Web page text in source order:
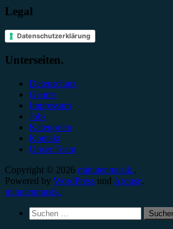
Legal
Datenschutzerklärung
Unterseiten.
Datenschutz
Genres
Impressum
Jobs
Kategorien
Kontakt
Unser Team
Copyright © 2026 minutenmusik..
Powered by WordPress und Arouse.
minutenmusik.
Suchen
nach: